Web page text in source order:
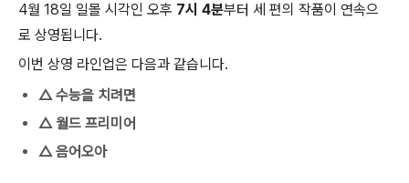
4월 18일 일몰 시각인 오후 7시 4분부터 세 편의 작품이 연속으
로 상영됩니다.
이번 상영 라인업은 다음과 같습니다.
△ 수능을 치려면
△ 월드 프리미어
△ 음어오아